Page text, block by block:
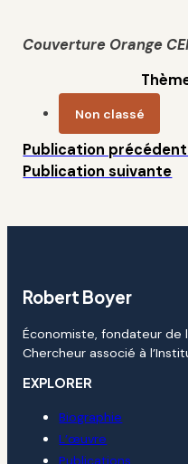
Couverture Orange
Non classé
Publication
Publication suivante
Robert Boyer
Économiste, fondateur de
Chercheur associé à
EXPLORER
Biographie
L’œuvre
Publications